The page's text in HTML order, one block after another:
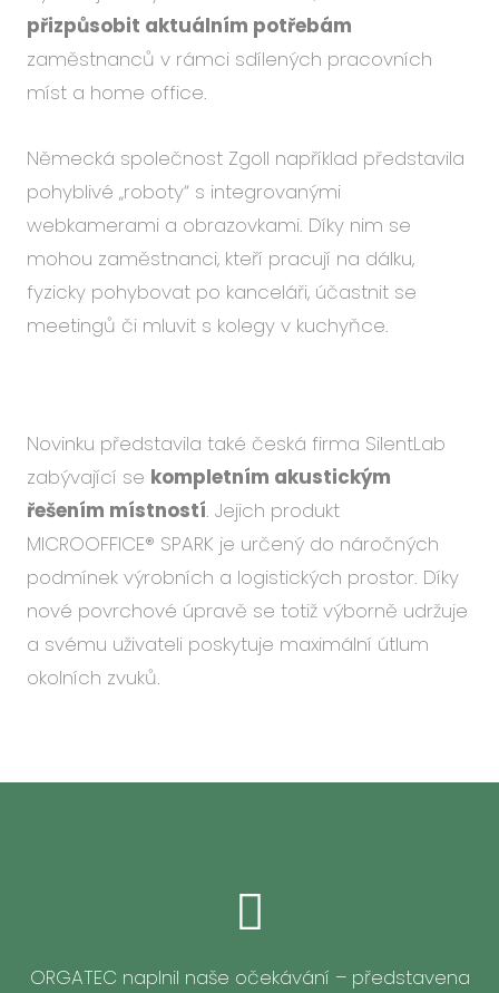
přizpůsobit aktuálním potřebám
zaměstnanců v rámci sdílených pracovních
míst a home office.
Německá společnost Zgoll například představila
pohyblivé „roboty“ s integrovanými
webkamerami a obrazovkami. Díky nim se
mohou zaměstnanci, kteří pracují na dálku,
fyzicky pohybovat po kanceláři, účastnit se
meetingů či mluvit s kolegy v kuchyňce.
Novinku představila také česká firma SilentLab
zabývající se kompletním akustickým
řešením místností. Jejich produkt
MICROOFFICE® SPARK je určený do náročných
podmínek výrobních a logistických prostor. Díky
nové povrchové úpravě se totiž výborně udržuje
a svému uživateli poskytuje maximální útlum
okolních zvuků.
ORGATEC naplnil naše očekávání – představena